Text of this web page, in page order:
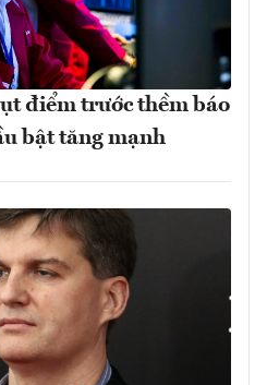
điểm trước thềm báo
bật tăng mạnh